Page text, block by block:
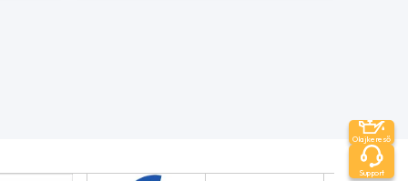
Olajkereső
Support